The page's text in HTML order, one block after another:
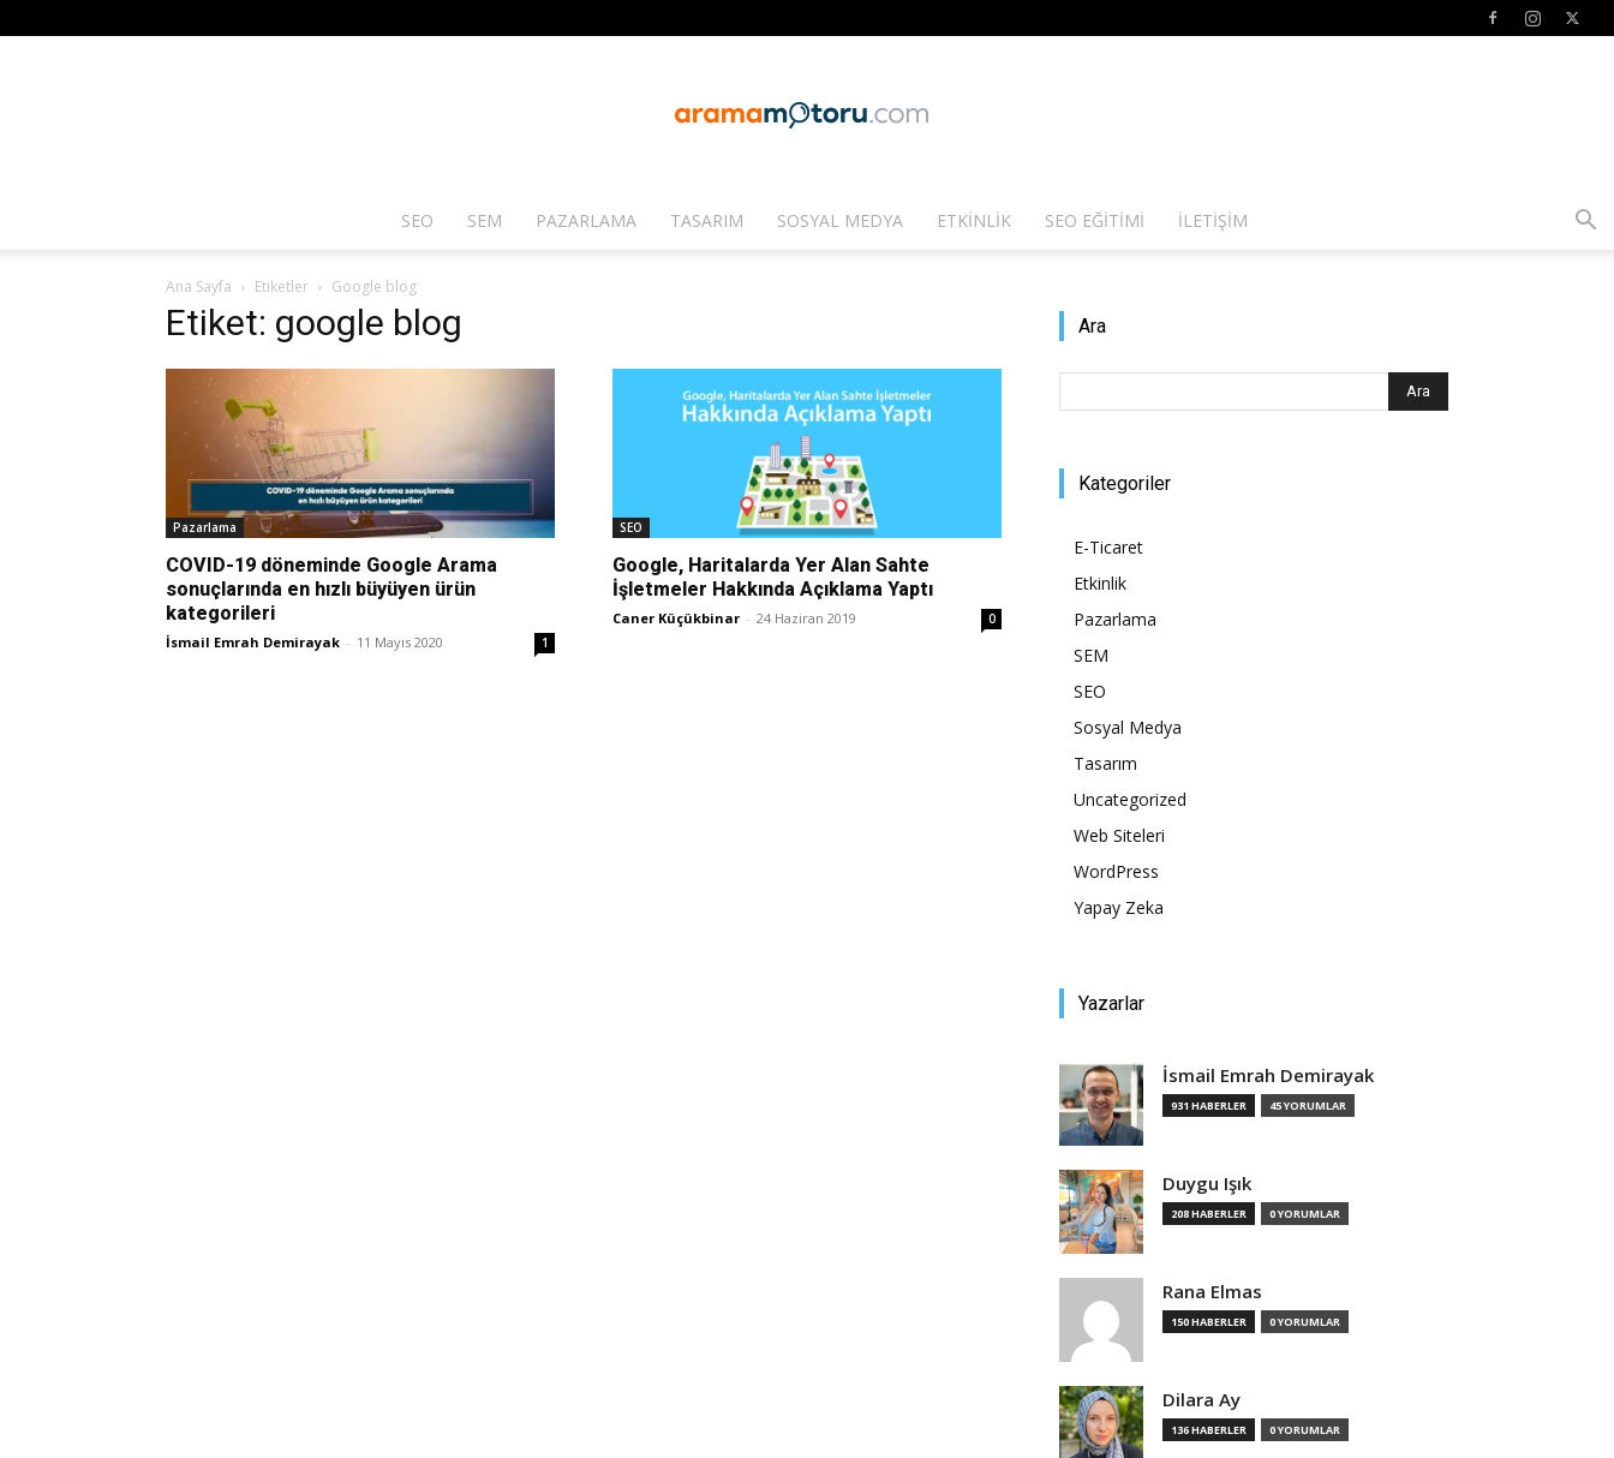
Arama
Motoru
SEO SEM PAZARLAMA TASARIM SOSYAL MEDYA ETKINLIK SEO EĞITIMI İLETIŞIM
Ana Sayfa Etiketler Google blog
Etiket: google blog
Pazarlama
COVID-19 döneminde Google Arama
sonuçlarında en hızlı büyüyen ürün
kategorileri
İsmail Emrah Demirayak - 11 Mayıs 2020 1
SEO
Google, Haritalarda Yer Alan Sahte
İşletmeler Hakkında Açıklama Yaptı
Caner Küçükbinar - 24 Haziran 2019 0
Ara
Kategoriler
E-Ticaret
Etkinlik
Pazarlama
SEM
SEO
Sosyal Medya
Tasarım
Uncategorized
Web Siteleri
WordPress
Yapay Zeka
Yazarlar
İsmail Emrah Demirayak
931 HABERLER 45 YORUMLAR
Duygu Işık
208 HABERLER 0 YORUMLAR
Rana Elmas
150 HABERLER 0 YORUMLAR
Dilara Ay
136 HABERLER 0 YORUMLAR